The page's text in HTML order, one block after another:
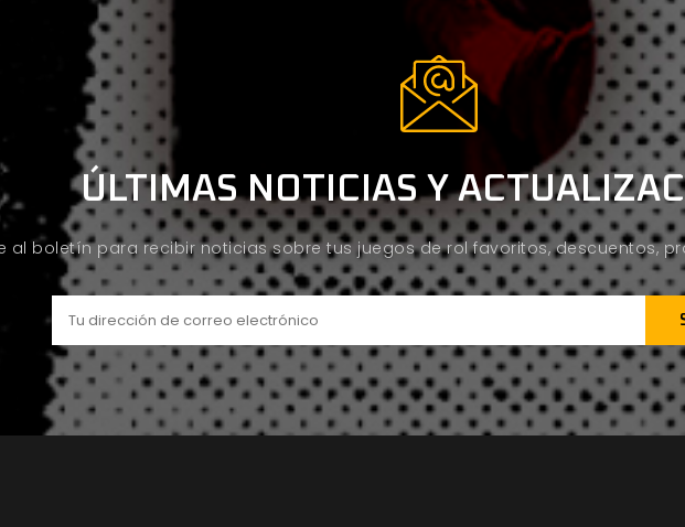
ÚLTIMAS NOTICIAS Y
al boletín para recibir noticias sobre tus juegos de rol favoritos, descuentos,